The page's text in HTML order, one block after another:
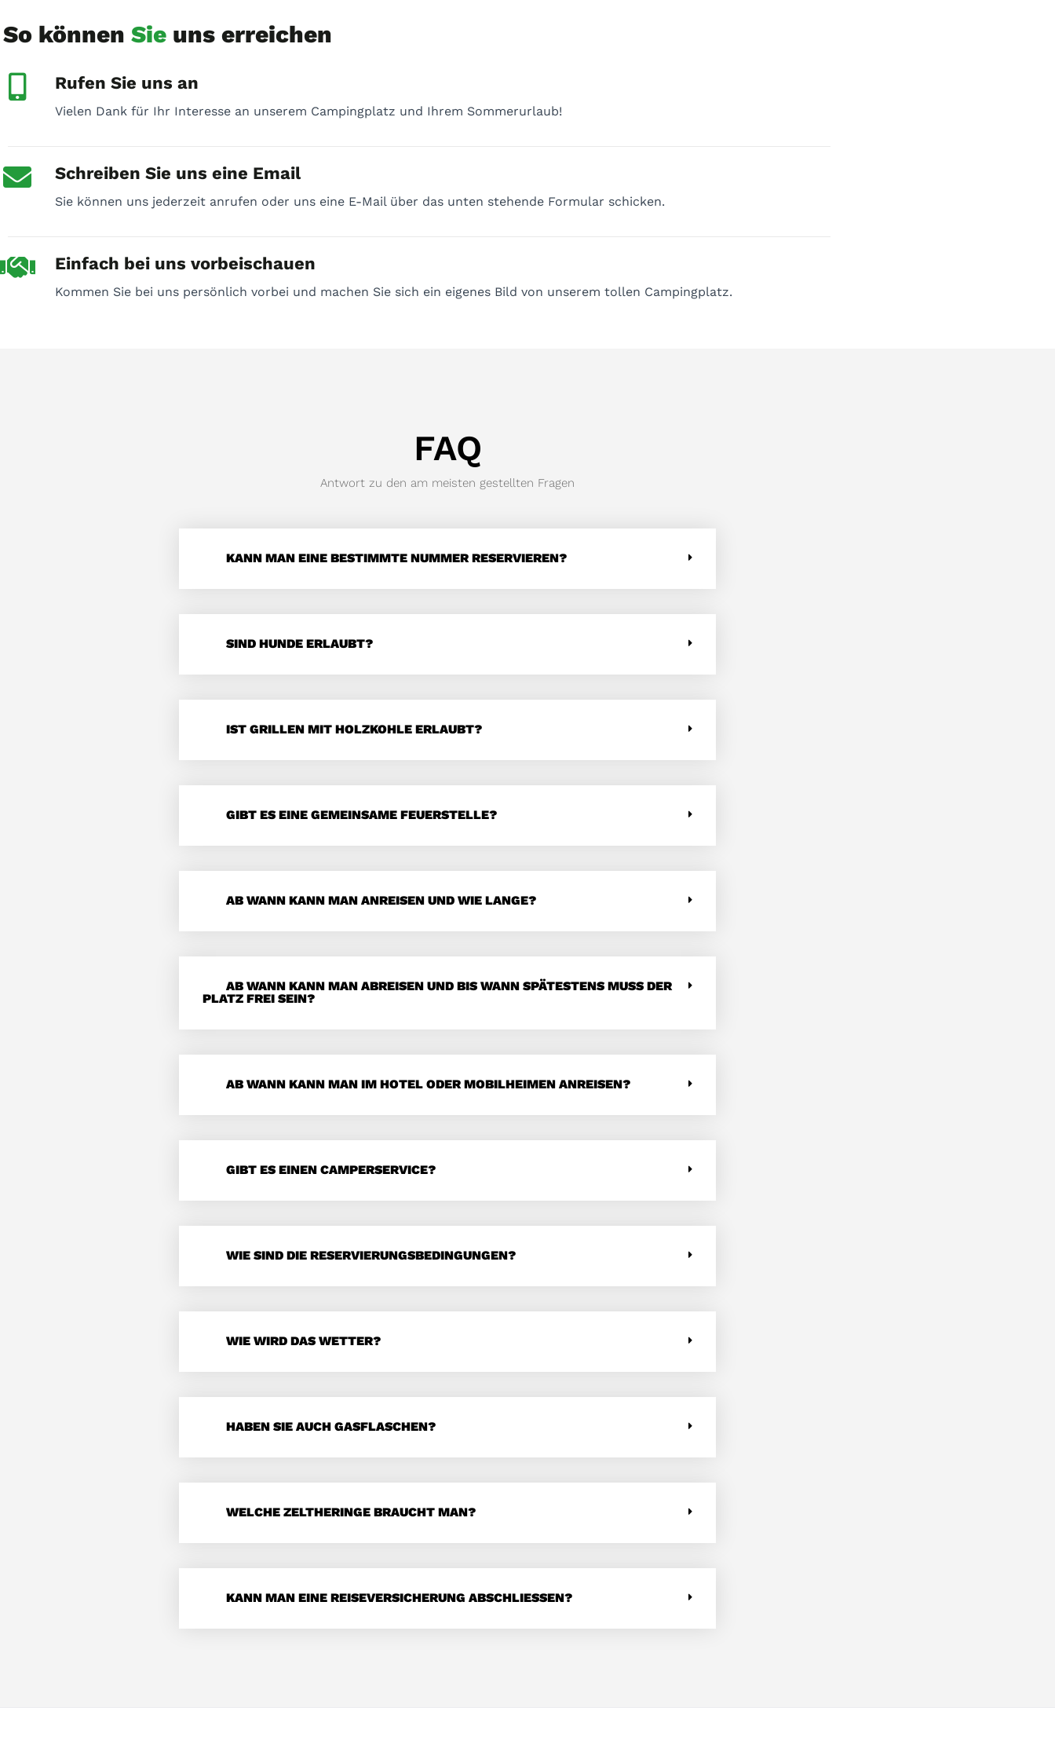
So können Sie uns erreichen
Rufen Sie uns an
Vielen Dank für Ihr Interesse an unserem Campingplatz und Ihrem Sommerurlaub!
Schreiben Sie uns eine Email
Sie können uns jederzeit anrufen oder uns eine E-Mail über das unten stehende Formular schicken.
Einfach bei uns vorbeischauen
Kommen Sie bei uns persönlich vorbei und machen Sie sich ein eigenes Bild von unserem tollen Campingplatz.
FAQ
Antwort zu den am meisten gestellten Fragen
KANN MAN EINE BESTIMMTE NUMMER RESERVIEREN?
SIND HUNDE ERLAUBT?
IST GRILLEN MIT HOLZKOHLE ERLAUBT?
GIBT ES EINE GEMEINSAME FEUERSTELLE?
AB WANN KANN MAN ANREISEN UND WIE LANGE?
AB WANN KANN MAN ABREISEN UND BIS WANN SPÄTESTENS MUSS DER
PLATZ FREI SEIN?
AB WANN KANN MAN IM HOTEL ODER MOBILHEIMEN ANREISEN?
GIBT ES EINEN CAMPERSERVICE?
WIE SIND DIE RESERVIERUNGSBEDINGUNGEN?
WIE WIRD DAS WETTER?
HABEN SIE AUCH GASFLASCHEN?
WELCHE ZELTHERINGE BRAUCHT MAN?
KANN MAN EINE REISEVERSICHERUNG ABSCHLIESSEN?